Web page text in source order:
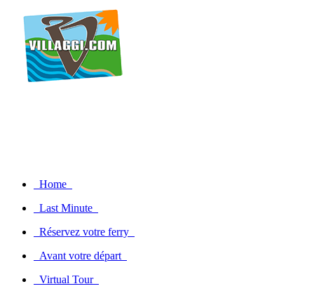
Home
Last Minute
Réservez votre ferry
Avant votre départ
Virtual Tour